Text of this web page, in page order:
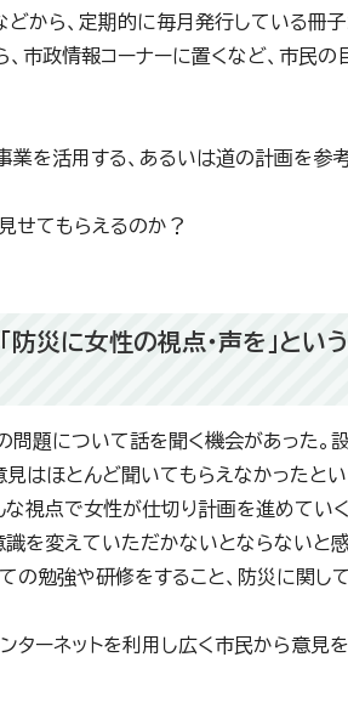
から、定期的に毎月発行している冊子
市政情報コーナーに置くなど、市民の
業を活用する、あるいは道の計画を参
せてもらえるのか？
災に女性の視点・声を」とい
問題について話を聞く機会があった。
はほとんど聞いてもらえなかったと
な視点で女性が仕切り計画を進めてい
を変えていただかないとならないと感
の勉強や研修をすること、防災に関し
ターネットを利用し広く市民から意見